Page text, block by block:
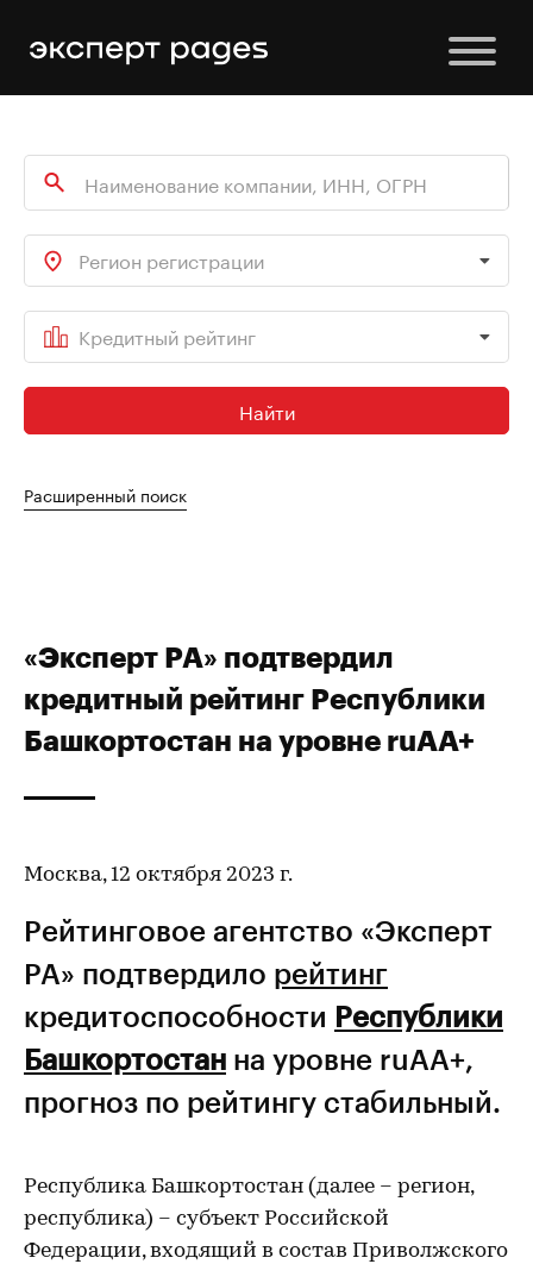
Регион регистрации
Кредитный рейтинг
Найти
Расширенный поиск
«Эксперт РА» подтвердил
кредитный рейтинг Республики
Башкортостан на уровне ruАА+
Москва, 12 октября 2023 г.
Рейтинговое агентство «Эксперт
РА» подтвердило рейтинг
кредитоспособности Республики
Башкортостан на уровне ruАА+,
прогноз по рейтингу стабильный.
Республика Башкортостан (далее – регион,
республика) – субъект Российской
Федерации, входящий в состав Приволжского